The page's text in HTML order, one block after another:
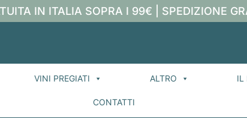
IN ITALIA SOPRA I 99€ | SPEDIZIONE
VINI PREGIATI ALTRO IL
CONTATTI